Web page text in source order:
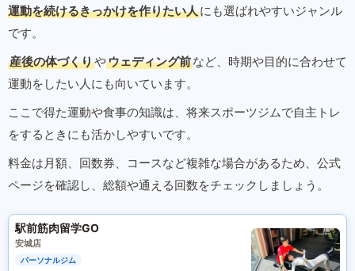
運動を続けるきっかけを作りたい人にも選ばれやすいジャンル
です。
産後の体づくりやウェディング前など、時期や目的に合わせて
運動をしたい人にも向いています。
ここで得た運動や食事の知識は、将来スポーツジムで自主トレ
をするときにも活かしやすいです。
料金は月額、回数券、コースなど複雑な場合があるため、公式
ページを確認し、総額や通える回数をチェックしましょう。
駅前筋肉留学GO
安城店
パーソナルジム